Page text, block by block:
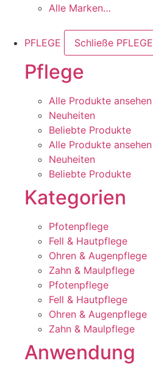
Alle Marken…
PFLEGE Schließe PFLEGE
Pflege
Alle Produkte ansehen
Neuheiten
Beliebte Produkte
Alle Produkte ansehen
Neuheiten
Beliebte Produkte
Kategorien
Pfotenpflege
Fell & Hautpflege
Ohren & Augenpflege
Zahn & Maulpflege
Pfotenpflege
Fell & Hautpflege
Ohren & Augenpflege
Zahn & Maulpflege
Anwendung